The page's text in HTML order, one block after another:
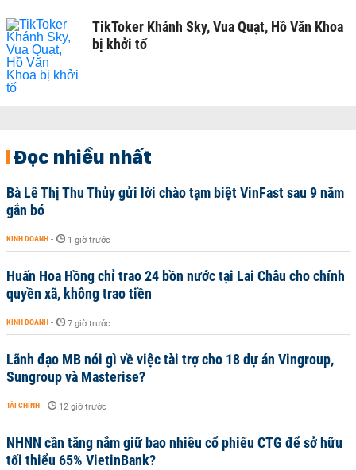
TikToker Khánh Sky, Vua Quạt, Hồ Văn Khoa
bị khởi tố
Đọc nhiều nhất
Bà Lê Thị Thu Thủy gửi lời chào tạm biệt VinFast sau 9 năm
gắn bó
KINH DOANH - 1 giờ trước
Huấn Hoa Hồng chỉ trao 24 bồn nước tại Lai Châu cho chính
quyền xã, không trao tiền
KINH DOANH - 7 giờ trước
Lãnh đạo MB nói gì về việc tài trợ cho 18 dự án Vingroup,
Sungroup và Masterise?
TÀI CHÍNH - 12 giờ trước
NHNN cần tăng nắm giữ bao nhiêu cổ phiếu CTG để sở hữu
tối thiểu 65% VietinBank?